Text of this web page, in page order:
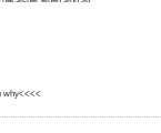
why<<<<